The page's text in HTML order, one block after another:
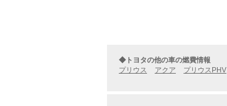
◆トヨタの他の車の燃費情報
プリウス
アクア プリウスPHV